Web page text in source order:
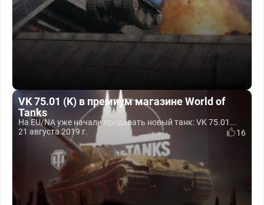
VK 75.01 (K) в премиум магазине World of
Tanks
На EU/NA уже начали продавать новый танк: VK 75.01...
21 августа 2019 г.
16